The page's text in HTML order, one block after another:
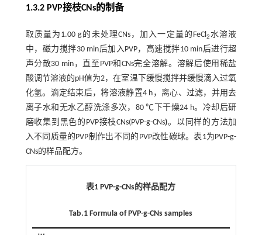
1.3.2 PVP接枝CNs的制备
取质量为1.00 g的未处理CNs，加入一定量的FeCl2水溶液
中，磁力搅拌30 min后加入PVP，高速搅拌10 min后进行超
声分散30 min，直至PVP和CNs完全溶解。溶解后使用稀盐
酸调节溶液的pH值为2，在室温下缓慢搅拌并缓慢滴入过氧
化氢。滴定结束后，将溶液静置4 h，离心、过滤，并用去
离子水和无水乙醇洗涤多次，80 ℃下干燥24 h。冷却后研
磨收集到黑色的PVP接枝CNs(PVP-g-CNs)。以同样的方法加
入不同质量的PVP制作出不同的PVP改性碳球。表1为PVP-g-
CNs的样品配方。
表1 PVP-g-CNs的样品配方
Tab.1 Formula of PVP-g-CNs samples